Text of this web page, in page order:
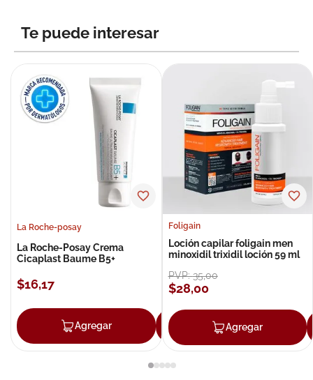
Te puede interesar
La Roche-posay
La Roche-Posay Crema
Cicaplast Baume B5+
$16,17
Agregar Agregar
Foligain
Loción capilar foligain men
minoxidil trixidil loción 59 ml
PVP:35,00
$28,00
Agregar